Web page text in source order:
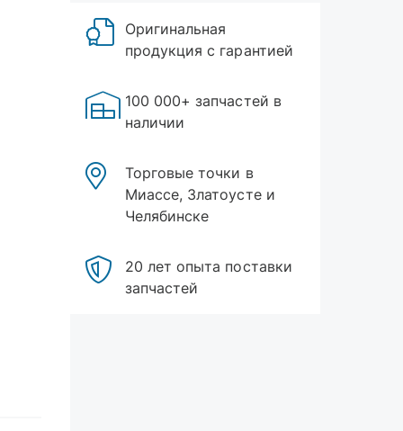
Оригинальная
продукция с гарантией
100 000+ запчастей в
наличии
Торговые точки в
Миассе, Златоусте и
Челябинске
20 лет опыта поставки
запчастей